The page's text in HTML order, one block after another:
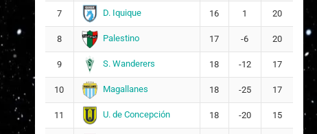
7 D. Iquique 16 1 20
8 Palestino 17 -6 20
9 S. Wanderers 18 -12 17
10 Magallanes 18 -25 17
11 U. de Concepción 18 -20 15